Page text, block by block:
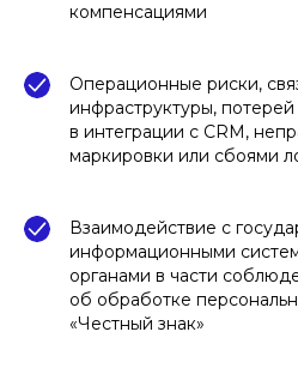
компенсациями
Операционные риски,
инфраструктуры,
в интеграции с CRM,
маркировки или сбоями
Взаимодействие с
информационными
органами в части
об обработке
«Честный знак»